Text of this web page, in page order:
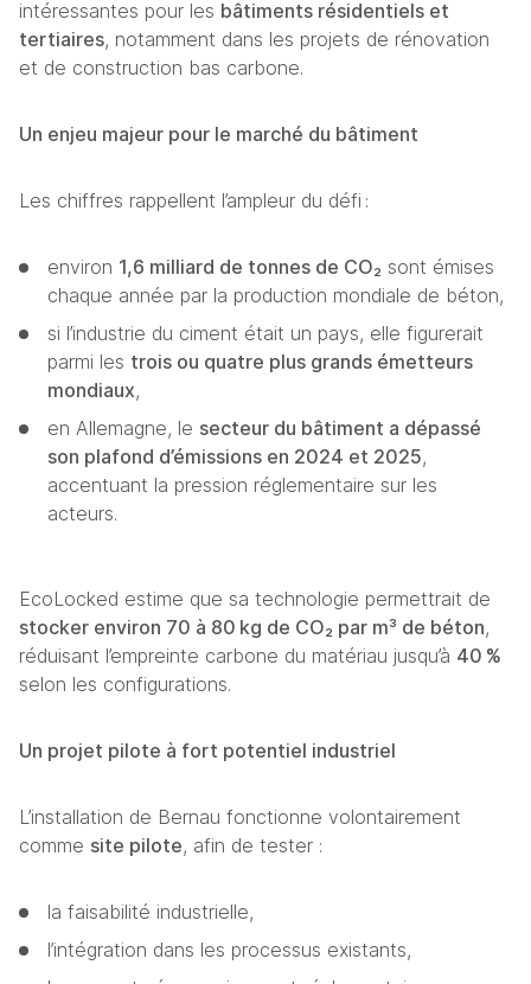
intéressantes pour les bâtiments résidentiels et
tertiaires, notamment dans les projets de rénovation
et de construction bas carbone.
Un enjeu majeur pour le marché du bâtiment
Les chiffres rappellent l’ampleur du défi :
environ 1,6 milliard de tonnes de CO₂ sont émises
chaque année par la production mondiale de béton,
si l’industrie du ciment était un pays, elle figurerait
parmi les trois ou quatre plus grands émetteurs
mondiaux,
en Allemagne, le secteur du bâtiment a dépassé
son plafond d’émissions en 2024 et 2025,
accentuant la pression réglementaire sur les
acteurs.
stocker environ 70 à 80 kg de CO₂ par m³ de béton,
réduisant l’empreinte carbone du matériau jusqu’à 40 %
selon les configurations.
Un projet pilote à fort potentiel industriel
L’installation de Bernau fonctionne volontairement
comme site pilote, afin de tester :
la faisabilité industrielle,
l’intégration dans les processus existants,